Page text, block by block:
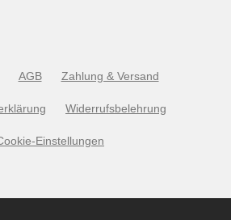
AGB Zahlung & Versand
Widerrufsbelehrung
Einstellungen